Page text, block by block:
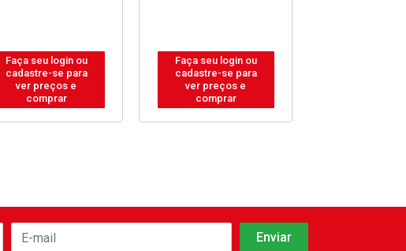
Faça seu login ou
cadastre-se para
ver preços e
comprar
Faça seu login ou
cadastre-se para
ver preços e
comprar